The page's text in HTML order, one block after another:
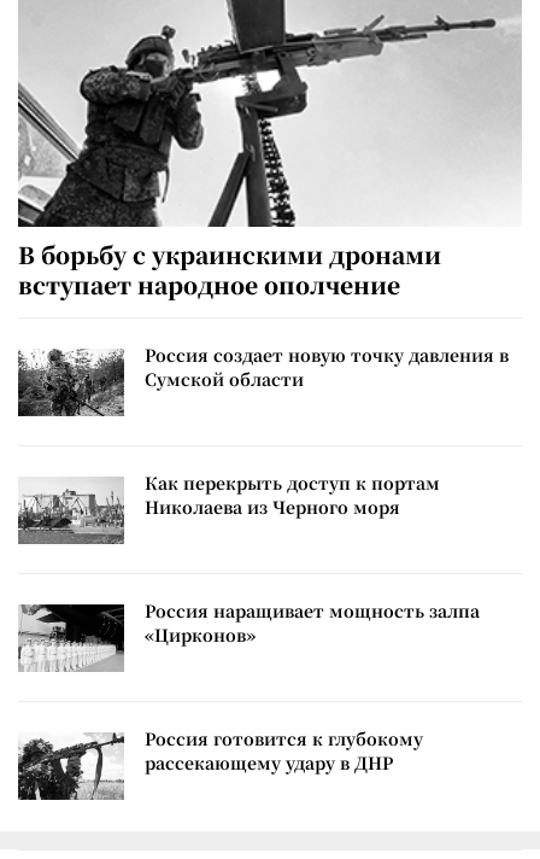
В борьбу с украинскими дронами
вступает народное ополчение
Россия создает новую точку давления в
Сумской области
Как перекрыть доступ к портам
Николаева из Черного моря
Россия наращивает мощность залпа
«Цирконов»
Россия готовится к глубокому
рассекающему удару в ДНР